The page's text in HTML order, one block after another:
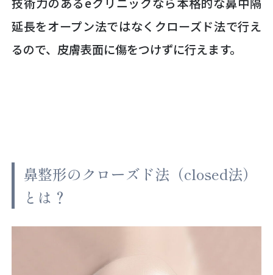
延長をオープン法ではなくクローズド法で行え
るので、皮膚表面に傷をつけずに行えます。
鼻整形のクローズド法（closed法）
とは？